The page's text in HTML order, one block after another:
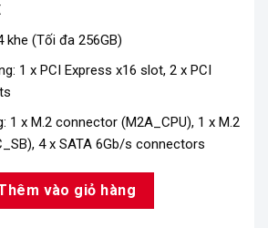
khe (Tối đa 256GB)
1 x PCI Express x16 slot, 2 x PCI
1 x M.2 connector (M2A_CPU), 1 x M.2
4 x SATA 6Gb/s connectors
vào giỏ hàng